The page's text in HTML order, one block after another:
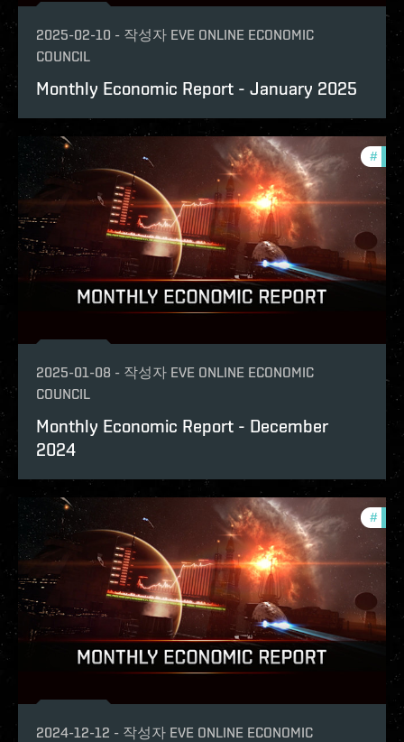
2025-02-10 - 작성자 EVE ONLINE ECONOMIC
COUNCIL
Monthly Economic Report - January 2025
#
2025-01-08 - 작성자 EVE ONLINE ECONOMIC
COUNCIL
Monthly Economic Report - December
2024
#
2024-12-12 - 작성자 EVE ONLINE ECONOMIC